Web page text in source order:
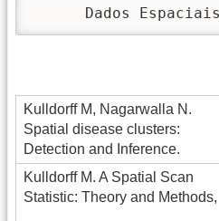
Dados
Kulldorff M, Nagarwalla N.
Spatial disease clusters:
Detection and Inference.
Kulldorff M. A Spatial Scan
Statistic: Theory and Methods,